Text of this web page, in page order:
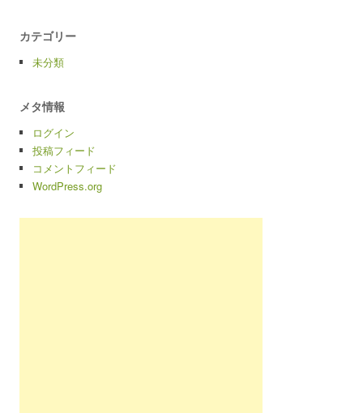
カテゴリー
未分類
メタ情報
ログイン
投稿フィード
コメントフィード
WordPress.org